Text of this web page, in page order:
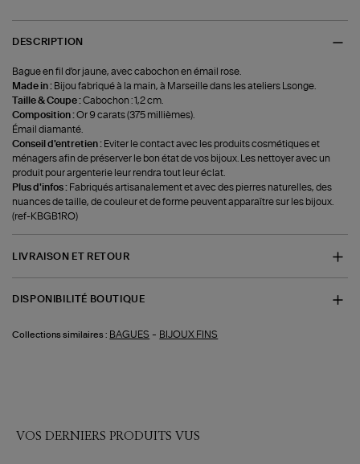
DESCRIPTION
Bague en fil d'or jaune, avec cabochon en émail rose.
Made in : Bijou fabriqué à la main, à Marseille dans les ateliers Lsonge.
Taille & Coupe :Cabochon : 1,2 cm.
Composition :Or 9 carats (375 millièmes).
Émail diamanté.
Conseil d'entretien : Eviter le contact avec les produits cosmétiques et
ménagers afin de préserver le bon état de vos bijoux. Les nettoyer avec un
produit pour argenterie leur rendra tout leur éclat.
Plus d'infos : Fabriqués artisanalement et avec des pierres naturelles, des
nuances de taille, de couleur et de forme peuvent apparaître sur les bijoux.
(ref-KBGB1RO)
LIVRAISON ET RETOUR
DISPONIBILITÉ BOUTIQUE
Collections similaires : BAGUES - BIJOUX FINS
VOS DERNIERS PRODUITS VUS